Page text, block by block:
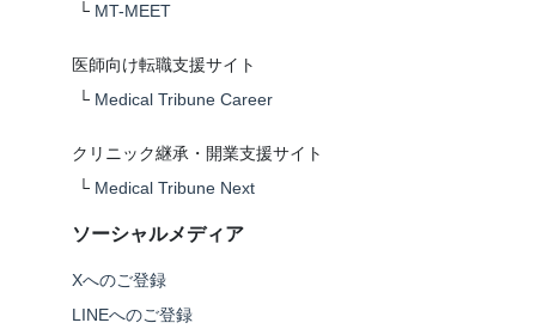
└ MT-MEET
医師向け転職支援サイト
└ Medical Tribune Career
クリニック継承・開業支援サイト
└ Medical Tribune Next
ソーシャルメディア
Xへのご登録
LINEへのご登録